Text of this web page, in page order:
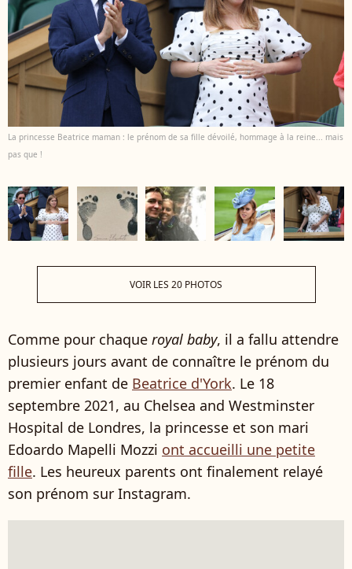
La princesse Beatrice maman : le prénom de sa fille dévoilé, hommage à la reine... mais
pas que !
VOIR LES 20 PHOTOS
Comme pour chaque royal baby, il a fallu attendre
plusieurs jours avant de connaître le prénom du
premier enfant de Beatrice d'York. Le 18
septembre 2021, au Chelsea and Westminster
Hospital de Londres, la princesse et son mari
Edoardo Mapelli Mozzi ont accueilli une petite
fille. Les heureux parents ont finalement relayé
son prénom sur Instagram.